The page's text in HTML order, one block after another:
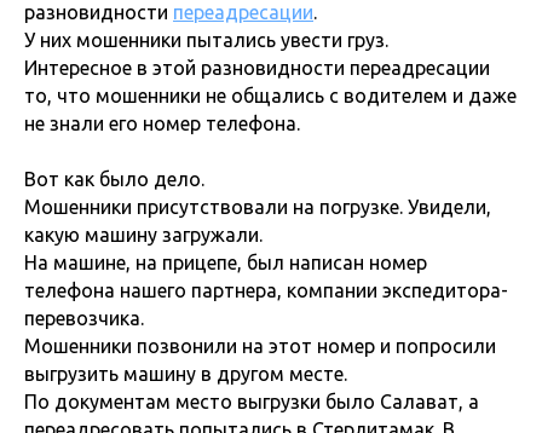
разновидности переадресации.
У них мошенники пытались увести груз.
Интересное в этой разновидности переадресации
то, что мошенники не общались с водителем и даже
не знали его номер телефона.
Вот как было дело.
Мошенники присутствовали на погрузке. Увидели,
какую машину загружали.
На машине, на прицепе, был написан номер
телефона нашего партнера, компании экспедитора-
перевозчика.
Мошенники позвонили на этот номер и попросили
выгрузить машину в другом месте.
По документам место выгрузки было Салават, а